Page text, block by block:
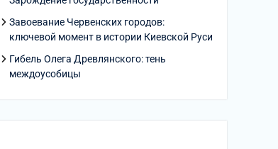
Завоевание Червенских городов:
ключевой момент в истории Киевской Руси
Гибель Олега Древлянского: тень
междоусобицы